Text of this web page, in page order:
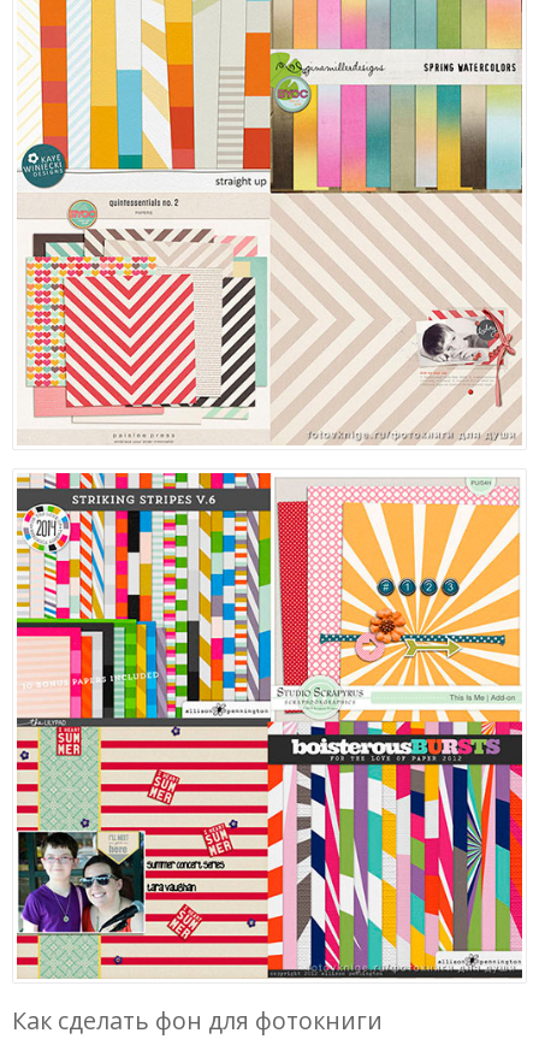
Как сделать фон для фотокниги